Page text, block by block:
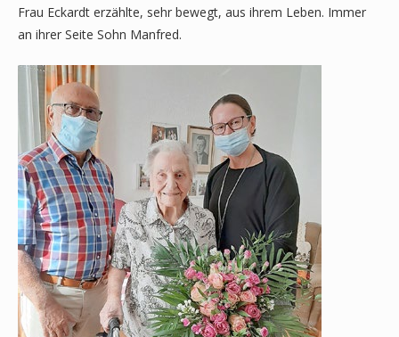
Frau Eckardt erzählte, sehr bewegt, aus ihrem Leben. Immer
an ihrer Seite Sohn Manfred.